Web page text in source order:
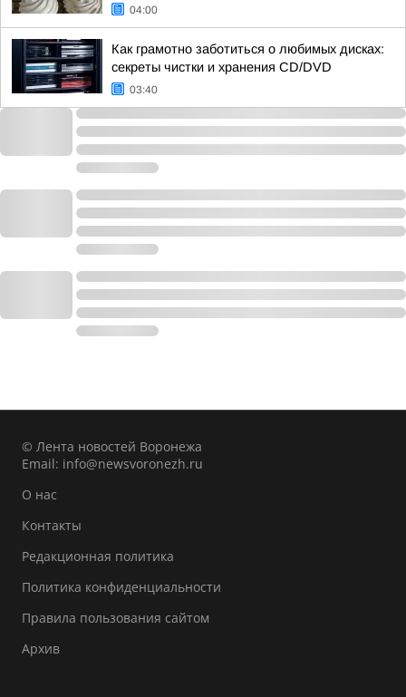
04:00
Как грамотно заботиться о любимых дисках:
секреты чистки и хранения CD/DVD
03:40
© Лента новостей Воронежа
Email: info@newsvoronezh.ru
О нас
Контакты
Редакционная политика
Политика конфиденциальности
Правила пользования сайтом
Архив